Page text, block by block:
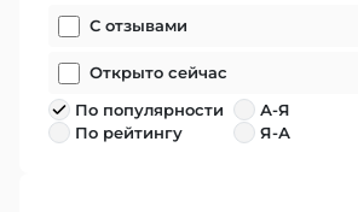
С отзывами
Открыто сейчас
По популярности
По рейтингу
А-Я
Я-А